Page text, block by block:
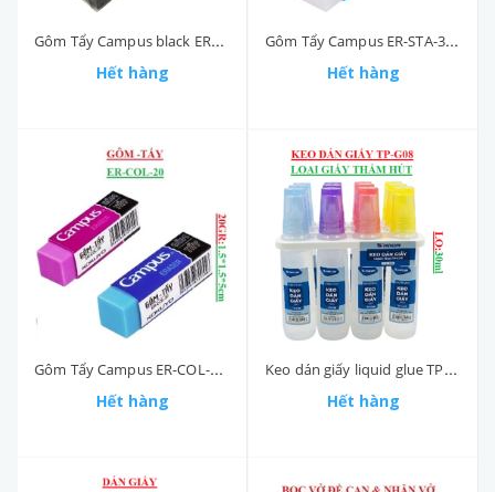
Gôm Tẩy Campus black ERBLA-20 (1*1.8*4)cm KokuyO
Hết hàng
Gôm Tẩy Campus ER-STA-30 (1*1.8*4)cm KokuyO
Hết hàng
Gôm Tẩy Campus ER-COL-20 (1.5*1.5*5) cm KokuyO
Hết hàng
Keo dán giấy liquid glue TP-G08 lọ 30ml
Hết hàng